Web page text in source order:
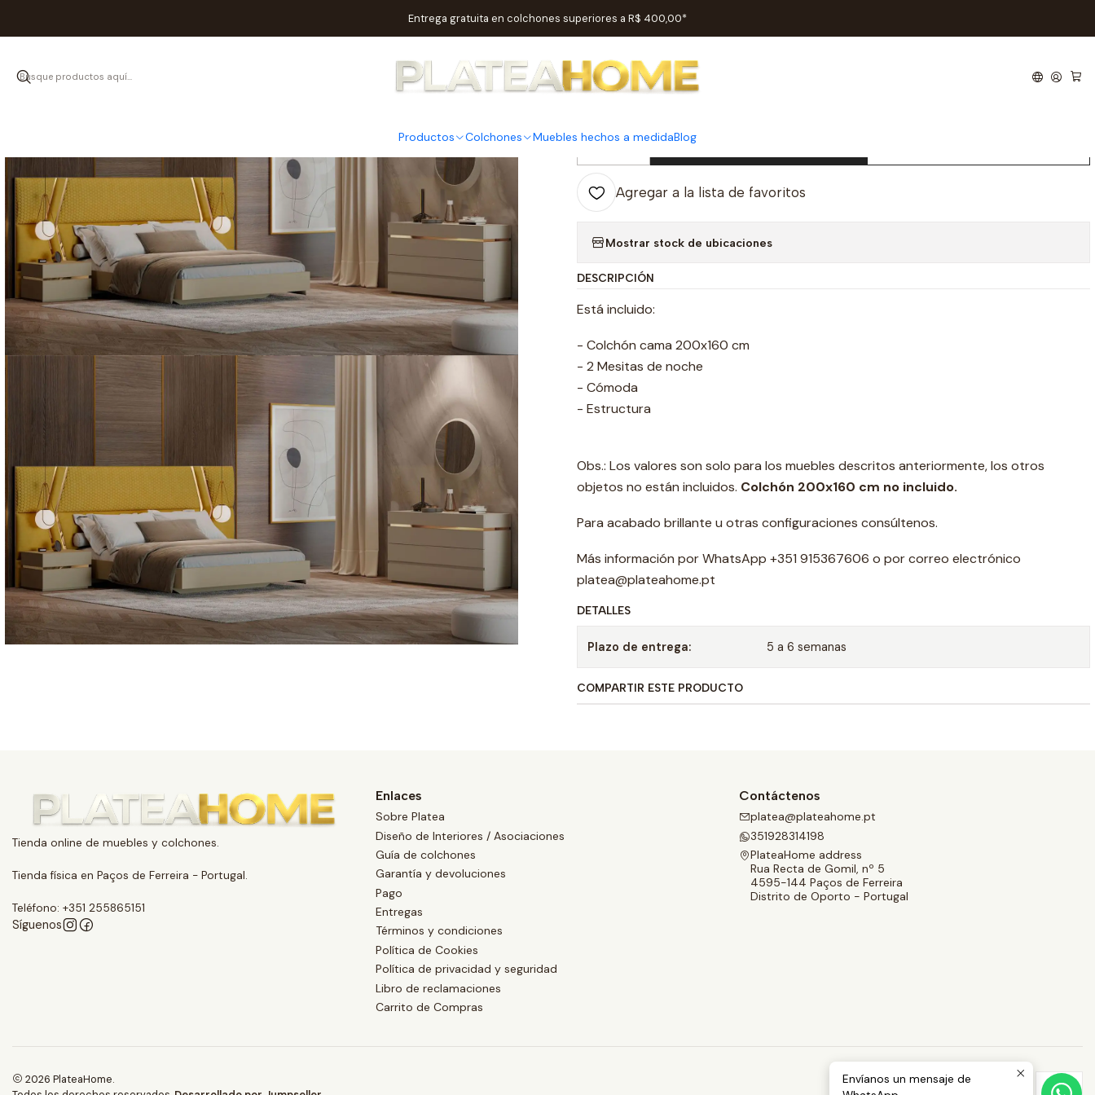
Productos Colchones Muebles hechos a medidaBlog
Entrega gratuita en colchones superiores a R$ 400,00*
Habitaciones Habitaciones de parejas habitación Santino
|
habitación Santino
Cantidad
Agregar a la lista de favoritos
Mostrar stock de ubicaciones
DESCRIPCIÓN
Está incluido:
- Colchón cama 200x160 cm
- 2 Mesitas de noche
- Cómoda
- Estructura
Obs.: Los valores son solo para los muebles descritos anteriormente, los otros
objetos no están incluidos. Colchón 200x160 cm no incluido.
Para acabado brillante u otras configuraciones consúltenos.
Más información por WhatsApp +351 915367606 o por correo electrónico
platea@plateahome.pt
DETALLES
Plazo de entrega: 5 a 6 semanas
COMPARTIR ESTE PRODUCTO
Tienda online de muebles y colchones.
Tienda física en Paços de Ferreira - Portugal.
Teléfono: +351 255865151
Síguenos
Enlaces
Sobre Platea
Diseño de Interiores / Asociaciones
Guía de colchones
Garantía y devoluciones
Pago
Entregas
Términos y condiciones
Política de Cookies
Política de privacidad y seguridad
Libro de reclamaciones
Carrito de Compras
Contáctenos
platea@plateahome.pt
351928314198
PlateaHome address
Rua Recta de Gomil, nº 5
4595-144 Paços de Ferreira
Distrito de Oporto - Portugal
2026 PlateaHome.
Envíanos un mensaje de